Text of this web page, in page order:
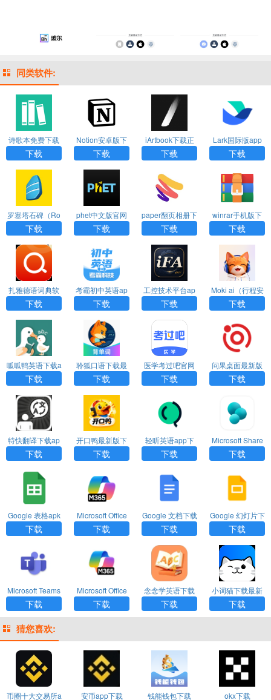
同类软件:
诗歌本免费下载
安装安卓手机版
下载
Notion安卓版下
载
下载
iArtbook下载正
版免费2024
下载
Lark国际版app
下载
下载
罗塞塔石碑（Ro
setta Stone）ap
p免费版
下载
phet中文版官网
版下载
下载
paper翻页相册下
载官方原版
下载
winrar手机版下
载
下载
扎雅德语词典软
件下载
下载
考霸初中英语ap
p官方下载
下载
工控技术平台ap
p官方版下载
下载
Moki ai（行程安
排管理）APP官
方版
下载
呱呱鸭英语下载a
pp最新版
下载
聆狐口语下载最
新版
下载
医学考过吧官网
下载
下载
问果桌面最新版
本下载
下载
特快翻译下载ap
p
下载
开口鸭最新版下
载
下载
轻听英语app下
载安装官网版
下载
Microsoft Share
Point中文版下载
下载
Google 表格apk
下载
下载
Microsoft Office
Mobile安卓版下
载
下载
Google 文档下载
最新版
下载
Google 幻灯片下
载最新版
下载
Microsoft Teams
手机版下载
下载
Microsoft Office
365手机版下载
下载
念念学英语下载
最新版
下载
小词猫下载最新
版
下载
猜您喜欢:
币圈十大交易所a 安币app下载 钱能钱包下载 okx下载